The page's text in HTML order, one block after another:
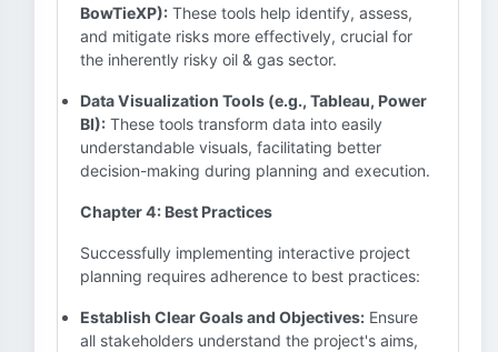
BowTieXP): These tools help identify, assess,
and mitigate risks more effectively, crucial for
the inherently risky oil & gas sector.
Data Visualization Tools (e.g., Tableau, Power
BI): These tools transform data into easily
understandable visuals, facilitating better
decision-making during planning and execution.
Chapter 4: Best Practices
Successfully implementing interactive project
planning requires adherence to best practices:
Establish Clear Goals and Objectives: Ensure
all stakeholders understand the project's aims,